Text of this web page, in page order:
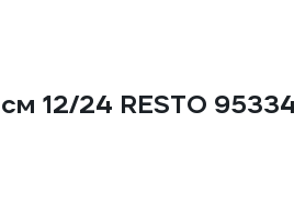
12/24 RESTO